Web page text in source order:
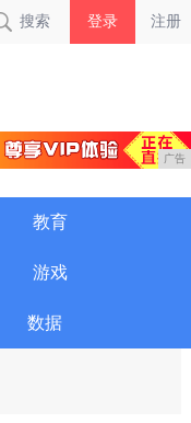
搜索 登录 注册
广告
教育
游戏
数据